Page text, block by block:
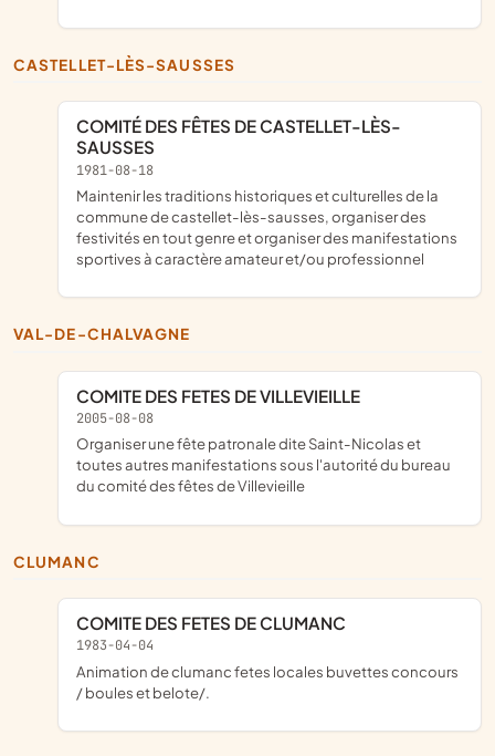
CASTELLET-LÈS-SAUSSES
COMITÉ DES FÊTES DE CASTELLET-LÈS-
SAUSSES
1981-08-18
maintenir les traditions historiques et culturelles de la
commune de castellet-lès-sausses, organiser des
festivités en tout genre et organiser des manifestations
sportives à caractère amateur et/ou professionnel
VAL-DE-CHALVAGNE
COMITE DES FETES DE VILLEVIEILLE
2005-08-08
organiser une fête patronale dite Saint-Nicolas et
toutes autres manifestations sous l'autorité du bureau
du comité des fêtes de Villevieille
CLUMANC
COMITE DES FETES DE CLUMANC
1983-04-04
animation de clumanc fetes locales buvettes concours
/ boules et belote/.